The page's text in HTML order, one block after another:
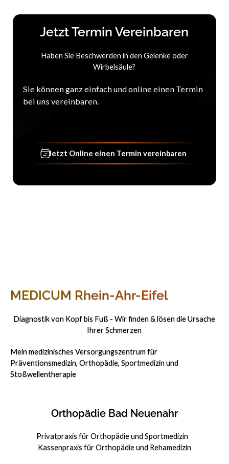
Jetzt Termin Vereinbaren
Haben Sie Beschwerden in den Gelenke oder
Wirbelsäule?
Sie können ganz einfach und online einen Termin
bei uns vereinbaren.
Jetzt Online einen Termin vereinbaren
MEDICUM Rhein-Ahr-Eifel
Diagnostik von Kopf bis Fuß - Wir finden & lösen die Ursache
Ihrer Schmerzen
Mein medizinisches Versorgungszentrum für
Präventionsmedizin, Orthopädie, Sportmedizin und
Stoßwellentherapie
Orthopädie Bad Neuenahr
Privatpraxis für Orthopädie und Sportmedizin
Kassenpraxis für Orthopädie und Rehamedizin